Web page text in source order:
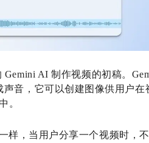
AI 制作视频的初稿。
音，它可以创建图像供用户在
。
样，当用户分享一个视频时，